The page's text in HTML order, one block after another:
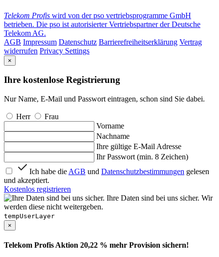
Telekom Profis wird von der pso vertriebsprogramme GmbH
betrieben. Die pso ist autorisierter Vertriebspartner der Deutsche
Telekom AG.
AGB Impressum Datenschutz Barrierefreiheitserklärung Vertrag
widerrufen Privacy Settings
×
Ihre kostenlose Registrierung
Nur Name, E-Mail und Passwort eintragen, schon sind Sie dabei.
Herr
Frau
Vorname
Nachname
Ihre gültige E-Mail Adresse
Ihr Passwort (min. 8 Zeichen)
Ich habe die AGB und Datenschutzbestimmungen gelesen
und akzeptiert.
Kostenlos registrieren
Ihre Daten sind bei uns sicher. Wir
werden diese nicht weitergeben.
tempUserLayer
×
Telekom Profis Aktion 20,22 % mehr Provision sichern!